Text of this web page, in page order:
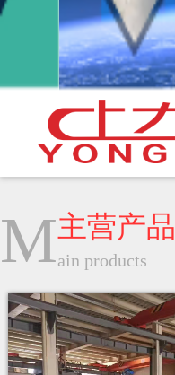
M主营产品
ain products